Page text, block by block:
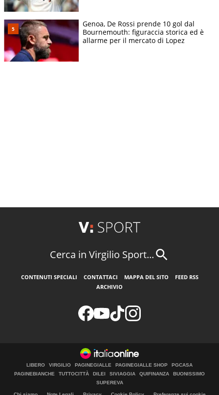
Genoa, De Rossi prende 10 gol dal
Bournemouth: figuraccia storica ed è
allarme per il mercato di Lopez
Cerca in Virgilio Sport...
CONTENUTI SPECIALI CONTATTACI MAPPA DEL SITO
FEED RSS
ARCHIVIO
LIBERO VIRGILIO PAGINEGIALLE PAGINEGIALLE SHOP
PGCASA
PAGINEBIANCHE
TUTTOCITTÀ DILEI SIVIAGGIA QUIFINANZA
BUONISSIMO
SUPEREVA